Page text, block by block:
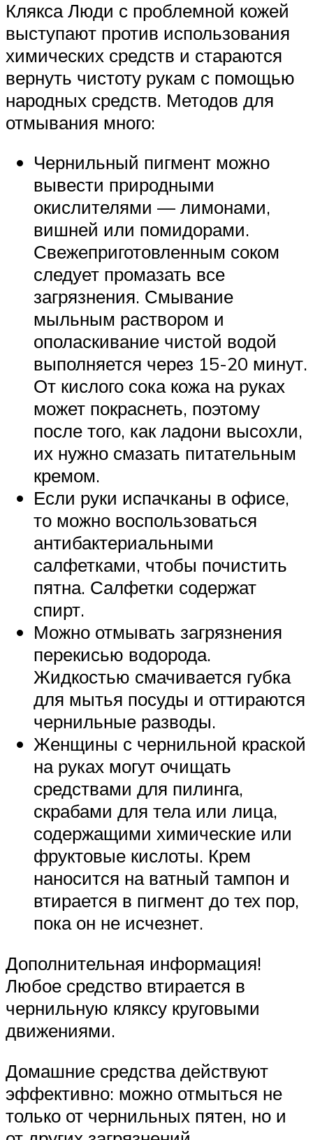
Клякса Люди с проблемной кожей
выступают против использования
химических средств и стараются
вернуть чистоту рукам с помощью
народных средств. Методов для
отмывания много:
Чернильный пигмент можно
вывести природными
окислителями — лимонами,
вишней или помидорами.
Свежеприготовленным соком
следует промазать все
загрязнения. Смывание
мыльным раствором и
ополаскивание чистой водой
выполняется через 15-20 минут.
От кислого сока кожа на руках
может покраснеть, поэтому
после того, как ладони высохли,
их нужно смазать питательным
кремом.
Если руки испачканы в офисе,
то можно воспользоваться
антибактериальными
салфетками, чтобы почистить
пятна. Салфетки содержат
спирт.
Можно отмывать загрязнения
перекисью водорода.
Жидкостью смачивается губка
для мытья посуды и оттираются
чернильные разводы.
Женщины с чернильной краской
на руках могут очищать
средствами для пилинга,
скрабами для тела или лица,
содержащими химические или
фруктовые кислоты. Крем
наносится на ватный тампон и
втирается в пигмент до тех пор,
пока он не исчезнет.
Дополнительная информация!
Любое средство втирается в
чернильную кляксу круговыми
движениями.
Домашние средства действуют
эффективно: можно отмыться не
только от чернильных пятен, но и